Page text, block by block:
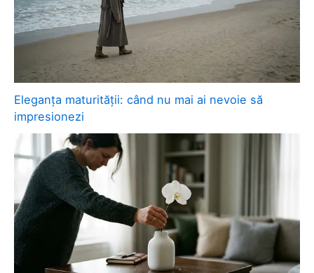
Eleganța maturității: când nu mai ai nevoie să
impresionezi